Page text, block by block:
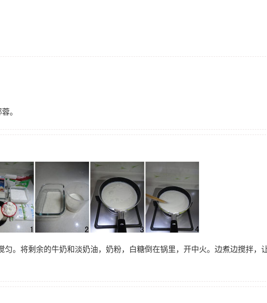
。
匀。将剩余的牛奶和淡奶油，奶粉，白糖倒在锅里，开中火。边煮边搅拌，